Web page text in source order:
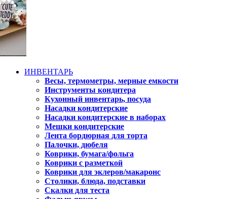
ИНВЕНТАРЬ
Весы, термометры, мерные емкости
Инструменты кондитера
Кухонный инвентарь, посуда
Насадки кондитерские
Насадки кондитерские в наборах
Мешки кондитерские
Лента бордюрная для торта
Палочки, дюбеля
Коврики, бумага/фольга
Коврики с разметкой
Коврики для эклеров/макаронс
Столики, блюда, подставки
Скалки для теста